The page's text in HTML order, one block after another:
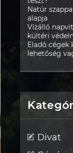
Natúr
alapja
Vízálló
kültéri
Eladó cégek
lehetőség
Divat